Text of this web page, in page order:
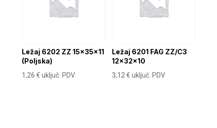
Ležaj 6202 ZZ 15x35x11
(Poljska)
1,26 € uključ. PDV
Ležaj 6201 FAG ZZ/C3
12x32x10
3,12€ uključ. PDV